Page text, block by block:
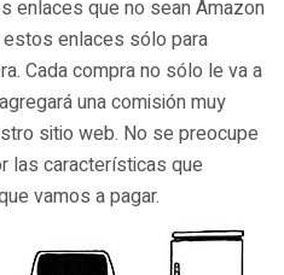
enlaces que no sean Amazon
enlaces sólo para
Cada compra no sólo le va a
una comisión muy
sitio web. No se preocupe
las características que
vamos a pagar.